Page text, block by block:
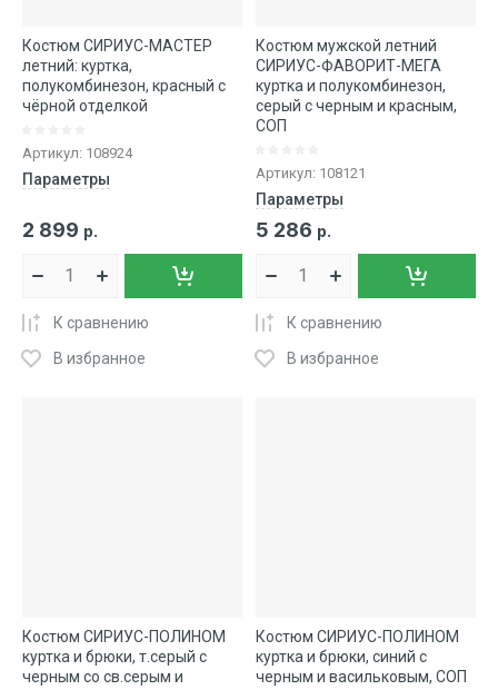
Костюм СИРИУС-МАСТЕР
летний: куртка,
полукомбинезон, красный с
чёрной отделкой
Артикул: 108924
Параметры
2 899 р.
К сравнению
В избранное
Костюм мужской летний
СИРИУС-ФАВОРИТ-МЕГА
куртка и полукомбинезон,
серый с черным и красным,
СОП
Артикул: 108121
Параметры
5 286 р.
К сравнению
В избранное
Костюм СИРИУС-ПОЛИНОМ
куртка и брюки, т.серый с
черным со св.серым и
Костюм СИРИУС-ПОЛИНОМ
куртка и брюки, синий с
черным и васильковым, СОП